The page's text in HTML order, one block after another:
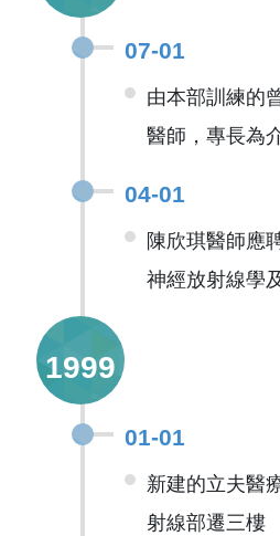
07-01
由本部訓練的
醫師，專長為
04-01
陳欣琪醫師應
神經放射線學
1999
01-01
新建的立夫醫
射線部遷三樓